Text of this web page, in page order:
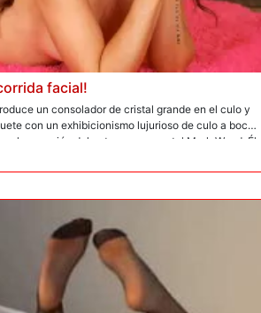
facial!
un consolador de cristal grande en el culo y
con un exhibicionismo lujurioso de culo a boca.
la erección del veterano semental Mark Wood. Él
invade su ano, estirándolo. La dulce de pechos
el coño afeitado mientras Mark le mete más
Mark con un placer pervertido. Los bises de sexo
explosivo: ¡Mark libera un torrente de semen,
en la cara! Sacrida, la bebé de ojos grandes
el semen salado de las yemas de sus dedos.